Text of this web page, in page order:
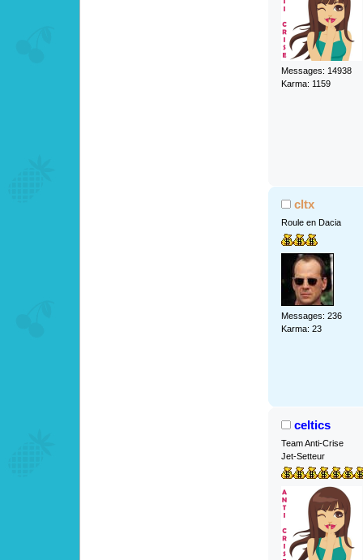
Messages: 14938
Karma: 1159
cltx
Roule en Dacia
Messages: 236
Karma: 23
celtics
Team Anti-Crise
Jet-Setteur